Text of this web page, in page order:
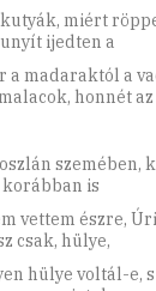
miért
ijedten a
a madaraktól a
honnét az
szemében,
korábban is
vettem észre,
csak, hülye,
hülye voltál-e,